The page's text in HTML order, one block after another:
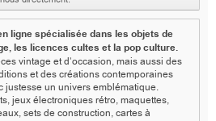
ligne spécialisée dans les objets de
les licences cultes et la pop culture.
vintage et d’occasion, mais aussi des
et des créations contemporaines
justesse un univers emblématique.
jeux électroniques rétro, maquettes,
sets de construction, cartes à